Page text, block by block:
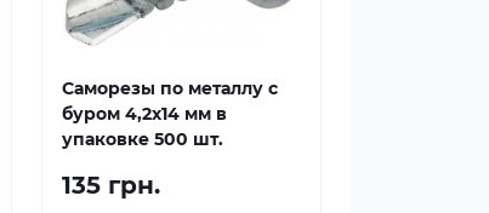
Саморезы по металлу с
буром 4,2x14 мм в
упаковке 500 шт.
135 грн.